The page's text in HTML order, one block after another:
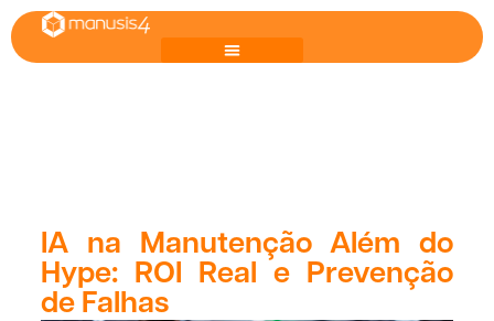
IA na Manutenção Além do
Hype: ROI Real e Prevenção
de Falhas